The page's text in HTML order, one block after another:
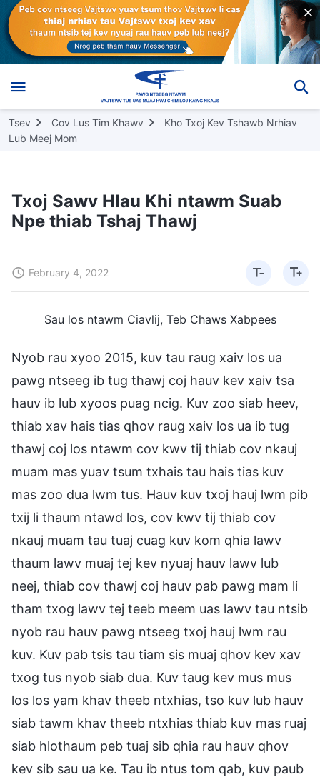
Tsev Cov Lus Tim Khawv
Kho Txoj Kev Tshawb Nrhiav
Lub Meej Mom
Txoj Sawv Hlau Khi ntawm Suab
Npe thiab Tshaj Thawj
February 4, 2022
Sau los ntawm Ciavlij, Teb Chaws Xabpees
Nyob rau xyoo 2015, kuv tau raug xaiv los ua
pawg ntseeg ib tug thawj coj hauv kev xaiv tsa
hauv ib lub xyoos puag ncig. Kuv zoo siab heev,
thiab xav hais tias qhov raug xaiv los ua ib tug
thawj coj los ntawm cov kwv tij thiab cov nkauj
muam mas yuav tsum txhais tau hais tias kuv
mas zoo dua lwm tus. Hauv kuv txoj hauj lwm pib
txij li thaum ntawd los, cov kwv tij thiab cov
nkauj muam tau tuaj cuag kuv kom qhia lawv
thaum lawv muaj tej kev nyuaj hauv lawv lub
neej, thiab cov thawj coj hauv pab pawg mam li
tham txog lawv tej teeb meem uas lawv tau ntsib
nyob rau hauv pawg ntseeg txoj hauj lwm rau
kuv. Kuv pab tsis tau tiam sis muaj qhov kev xav
txog tus nyob siab dua. Kuv taug kev mus mus
los los yam khav theeb ntxhias, tso kuv lub hauv
siab tawm khav theeb ntxhias thiab kuv mas ruaj
siab hlothaum peb tuaj sib qhia rau hauv qhov
kev sib sau ua ke. Tau ib ntus tom qab, kuv paub